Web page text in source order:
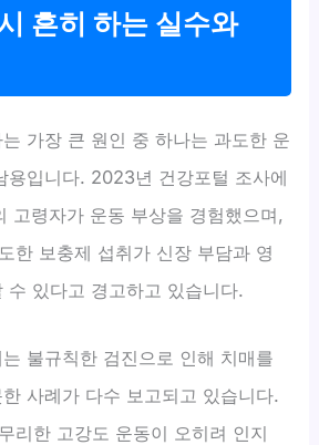
흔히 하는 실수와
가장 큰 원인 중 하나는 과도한 운
용입니다. 2023년 건강포털 조사에
고령자가 운동 부상을 경험했으며,
한 보충제 섭취가 신장 부담과 영
수 있다고 경고하고 있습니다.
불규칙한 검진으로 인해 치매를
사례가 다수 보고되고 있습니다.
리한 고강도 운동이 오히려 인지